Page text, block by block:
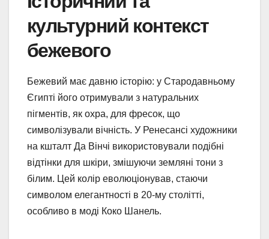
культурний контекст
бежевого
Бежевий має давню історію: у Стародавньому
Єгипті його отримували з натуральних
пігментів, як охра, для фресок, що
символізували вічність. У Ренесансі художники
на кшталт Да Вінчі використовували подібні
відтінки для шкіри, змішуючи земляні тони з
білим. Цей колір еволюціонував, стаючи
символом елегантності в 20-му столітті,
особливо в моді Коко Шанель.